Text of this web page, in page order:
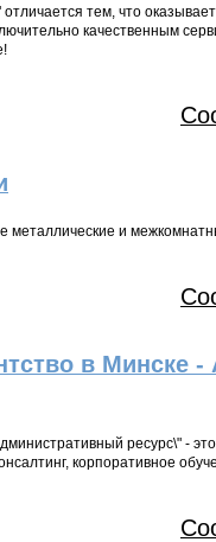
тем, что
качественным
металлические и
в Минске
ресурс\" -
корпоративное